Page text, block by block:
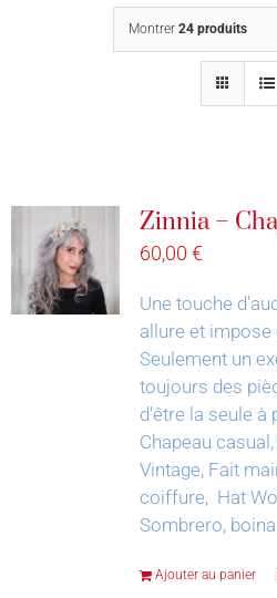
Montrer 24 produits
Zinnia –
60,00 €
Une touche
allure et impose
Seulement un
toujours des
d'être la seule à
Chapeau
Vintage, Fait
coiffure, Hat
Sombrero, boina
Ajouter au panier